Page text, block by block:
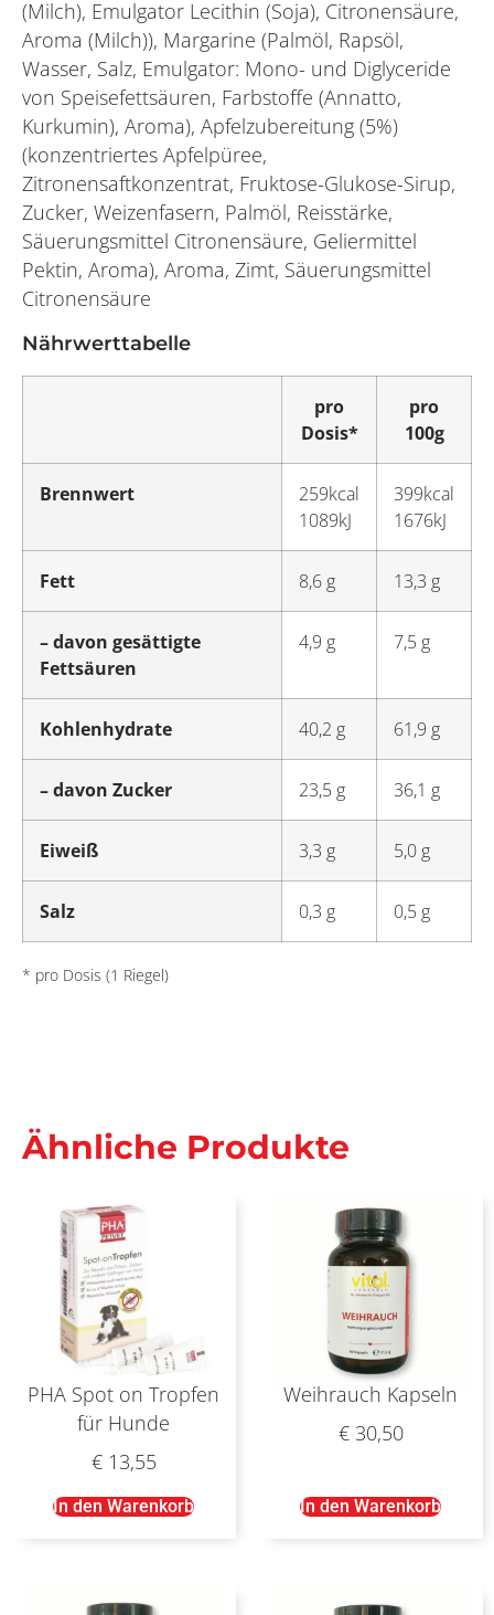
(Milch), Emulgator Lecithin (Soja), Citronensäure,
Aroma (Milch)), Margarine (Palmöl, Rapsöl,
Wasser, Salz, Emulgator: Mono- und Diglyceride
von Speisefettsäuren, Farbstoffe (Annatto,
Kurkumin), Aroma), Apfelzubereitung (5%)
(konzentriertes Apfelpüree,
Zitronensaftkonzentrat, Fruktose-Glukose-Sirup,
Zucker, Weizenfasern, Palmöl, Reisstärke,
Säuerungsmittel Citronensäure, Geliermittel
Pektin, Aroma), Aroma, Zimt, Säuerungsmittel
Citronensäure
Nährwerttabelle
pro
Dosis*
pro
100g
Brennwert
259kcal
1089kJ
399kcal
1676kJ
Fett 8,6 g 13,3 g
– davon gesättigte
Fettsäuren
4,9 g 7,5 g
Kohlenhydrate 40,2 g 61,9 g
– davon Zucker 23,5 g 36,1 g
Eiweiß 3,3 g 5,0 g
Salz 0,3 g 0,5 g
* pro Dosis (1 Riegel)
Ähnliche Produkte
PHA Spot on Tropfen
für Hunde
€13,55
In den Warenkorb
Weihrauch Kapseln
€30,50
In den Warenkorb